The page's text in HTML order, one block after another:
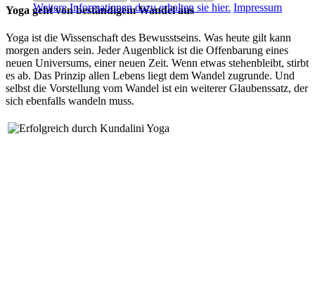
Yoga geht von beständigem Wandel aus
Yoga ist die Wissenschaft des Bewusstseins. Was heute gilt kann
morgen anders sein. Jeder Augenblick ist die Offenbarung eines
neuen Universums, einer neuen Zeit. Wenn etwas stehenbleibt, stirbt
es ab. Das Prinzip allen Lebens liegt dem Wandel zugrunde. Und
selbst die Vorstellung vom Wandel ist ein weiterer Glaubenssatz, der
sich ebenfalls wandeln muss.
Weitere Informationen dazu erhalten sie hier. Impressum